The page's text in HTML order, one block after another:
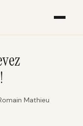
Mathieu